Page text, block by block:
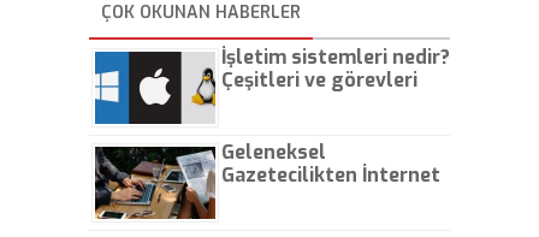
ÇOK OKUNAN HABERLER
İşletim sistemleri nedir?
Çeşitleri ve görevleri
Geleneksel
Gazetecilikten İnternet